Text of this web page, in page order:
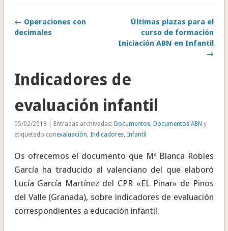
← Operaciones con
decimales
Últimas plazas para el
curso de formación
Iniciación ABN en Infantil
→
Indicadores de
evaluación infantil
05/02/2018 | Entradas archivadas: Documentos, Documentos ABN y
etiquetado conevaluación, Indicadores, Infantil
Os ofrecemos el documento que Mª Blanca Robles
García ha traducido al valenciano del que elaboró
Lucía García Martínez del CPR «EL Pinar» de Pinos
del Valle (Granada), sobre indicadores de evaluación
correspondientes a educación infantil.